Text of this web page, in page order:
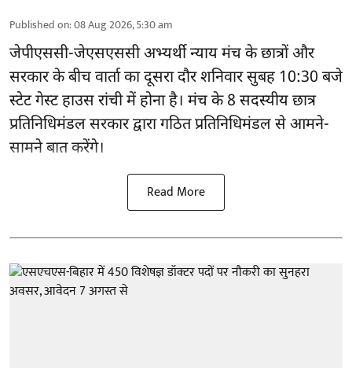
Published on:08 Aug 2026, 5:30 am
जेपीएससी-जेएसएससी अभ्यर्थीन्याय मंच के छात्रों और
सरकार के बीच वार्ता का दूसरा दौर शनिवार सुबह 10:30 बजे
स्टेट गेस्ट हाउस रांची में होना है। मंच के 8 सदस्यीय छात्र
प्रतिनिधिमंडल सरकार द्वारा गठित प्रतिनिधिमंडल से आमने-
सामने बात करेंगे।
Read More